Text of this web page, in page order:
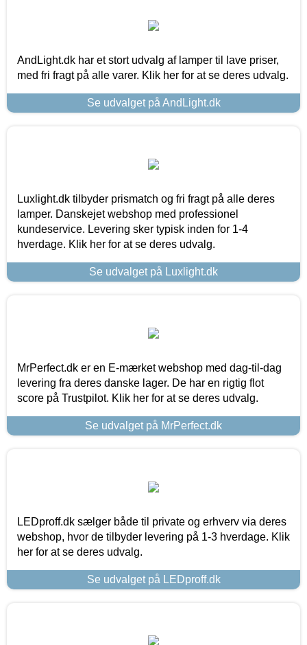
AndLight.dk har et stort udvalg af lamper til lave priser,
med fri fragt på alle varer. Klik her for at se deres udvalg.
Se udvalget på AndLight.dk
Luxlight.dk tilbyder prismatch og fri fragt på alle deres
lamper. Danskejet webshop med professionel
kundeservice. Levering sker typisk inden for 1-4
hverdage. Klik her for at se deres udvalg.
Se udvalget på Luxlight.dk
MrPerfect.dk er en E-mærket webshop med dag-til-dag
levering fra deres danske lager. De har en rigtig flot
score på Trustpilot. Klik her for at se deres udvalg.
Se udvalget på MrPerfect.dk
LEDproff.dk sælger både til private og erhverv via deres
webshop, hvor de tilbyder levering på 1-3 hverdage. Klik
her for at se deres udvalg.
Se udvalget på LEDproff.dk